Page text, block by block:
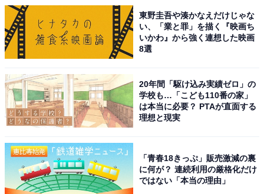
東野圭吾や湊かなえだけじゃな
い、「業と罪」を描く『映画ち
いかわ』から強く連想した映画
8選
20年間「駆け込み実績ゼロ」の
学校も…「こども110番の家」
は本当に必要？ PTAが直面する
理想と現実
「青春18きっぷ」販売激減の裏
に何が？ 連続利用の厳格化だけ
ではない「本当の理由」